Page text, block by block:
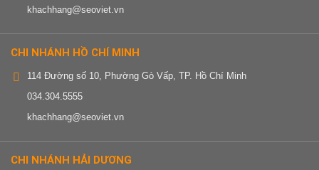
khachhang@seoviet.vn
CHI NHÁNH HỒ CHÍ MINH
114 Đường số 10, Phường Gò Vấp, TP. Hồ Chí Minh
034.304.5555
khachhang@seoviet.vn
CHI NHÁNH HẢI DƯƠNG